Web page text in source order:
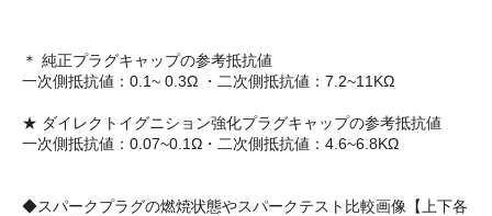
＊ 純正プラグキャップの参考抵抗値
一次側抵抗値：0.1~ 0.3Ω ・二次側抵抗値：7.2~11KΩ
★ ダイレクトイグニション強化プラグキャップの参考抵抗値
一次側抵抗値：0.07~0.1Ω・二次側抵抗値：4.6~6.8KΩ
◆スパークプラグの燃焼状態やスパークテスト比較画像【上下各